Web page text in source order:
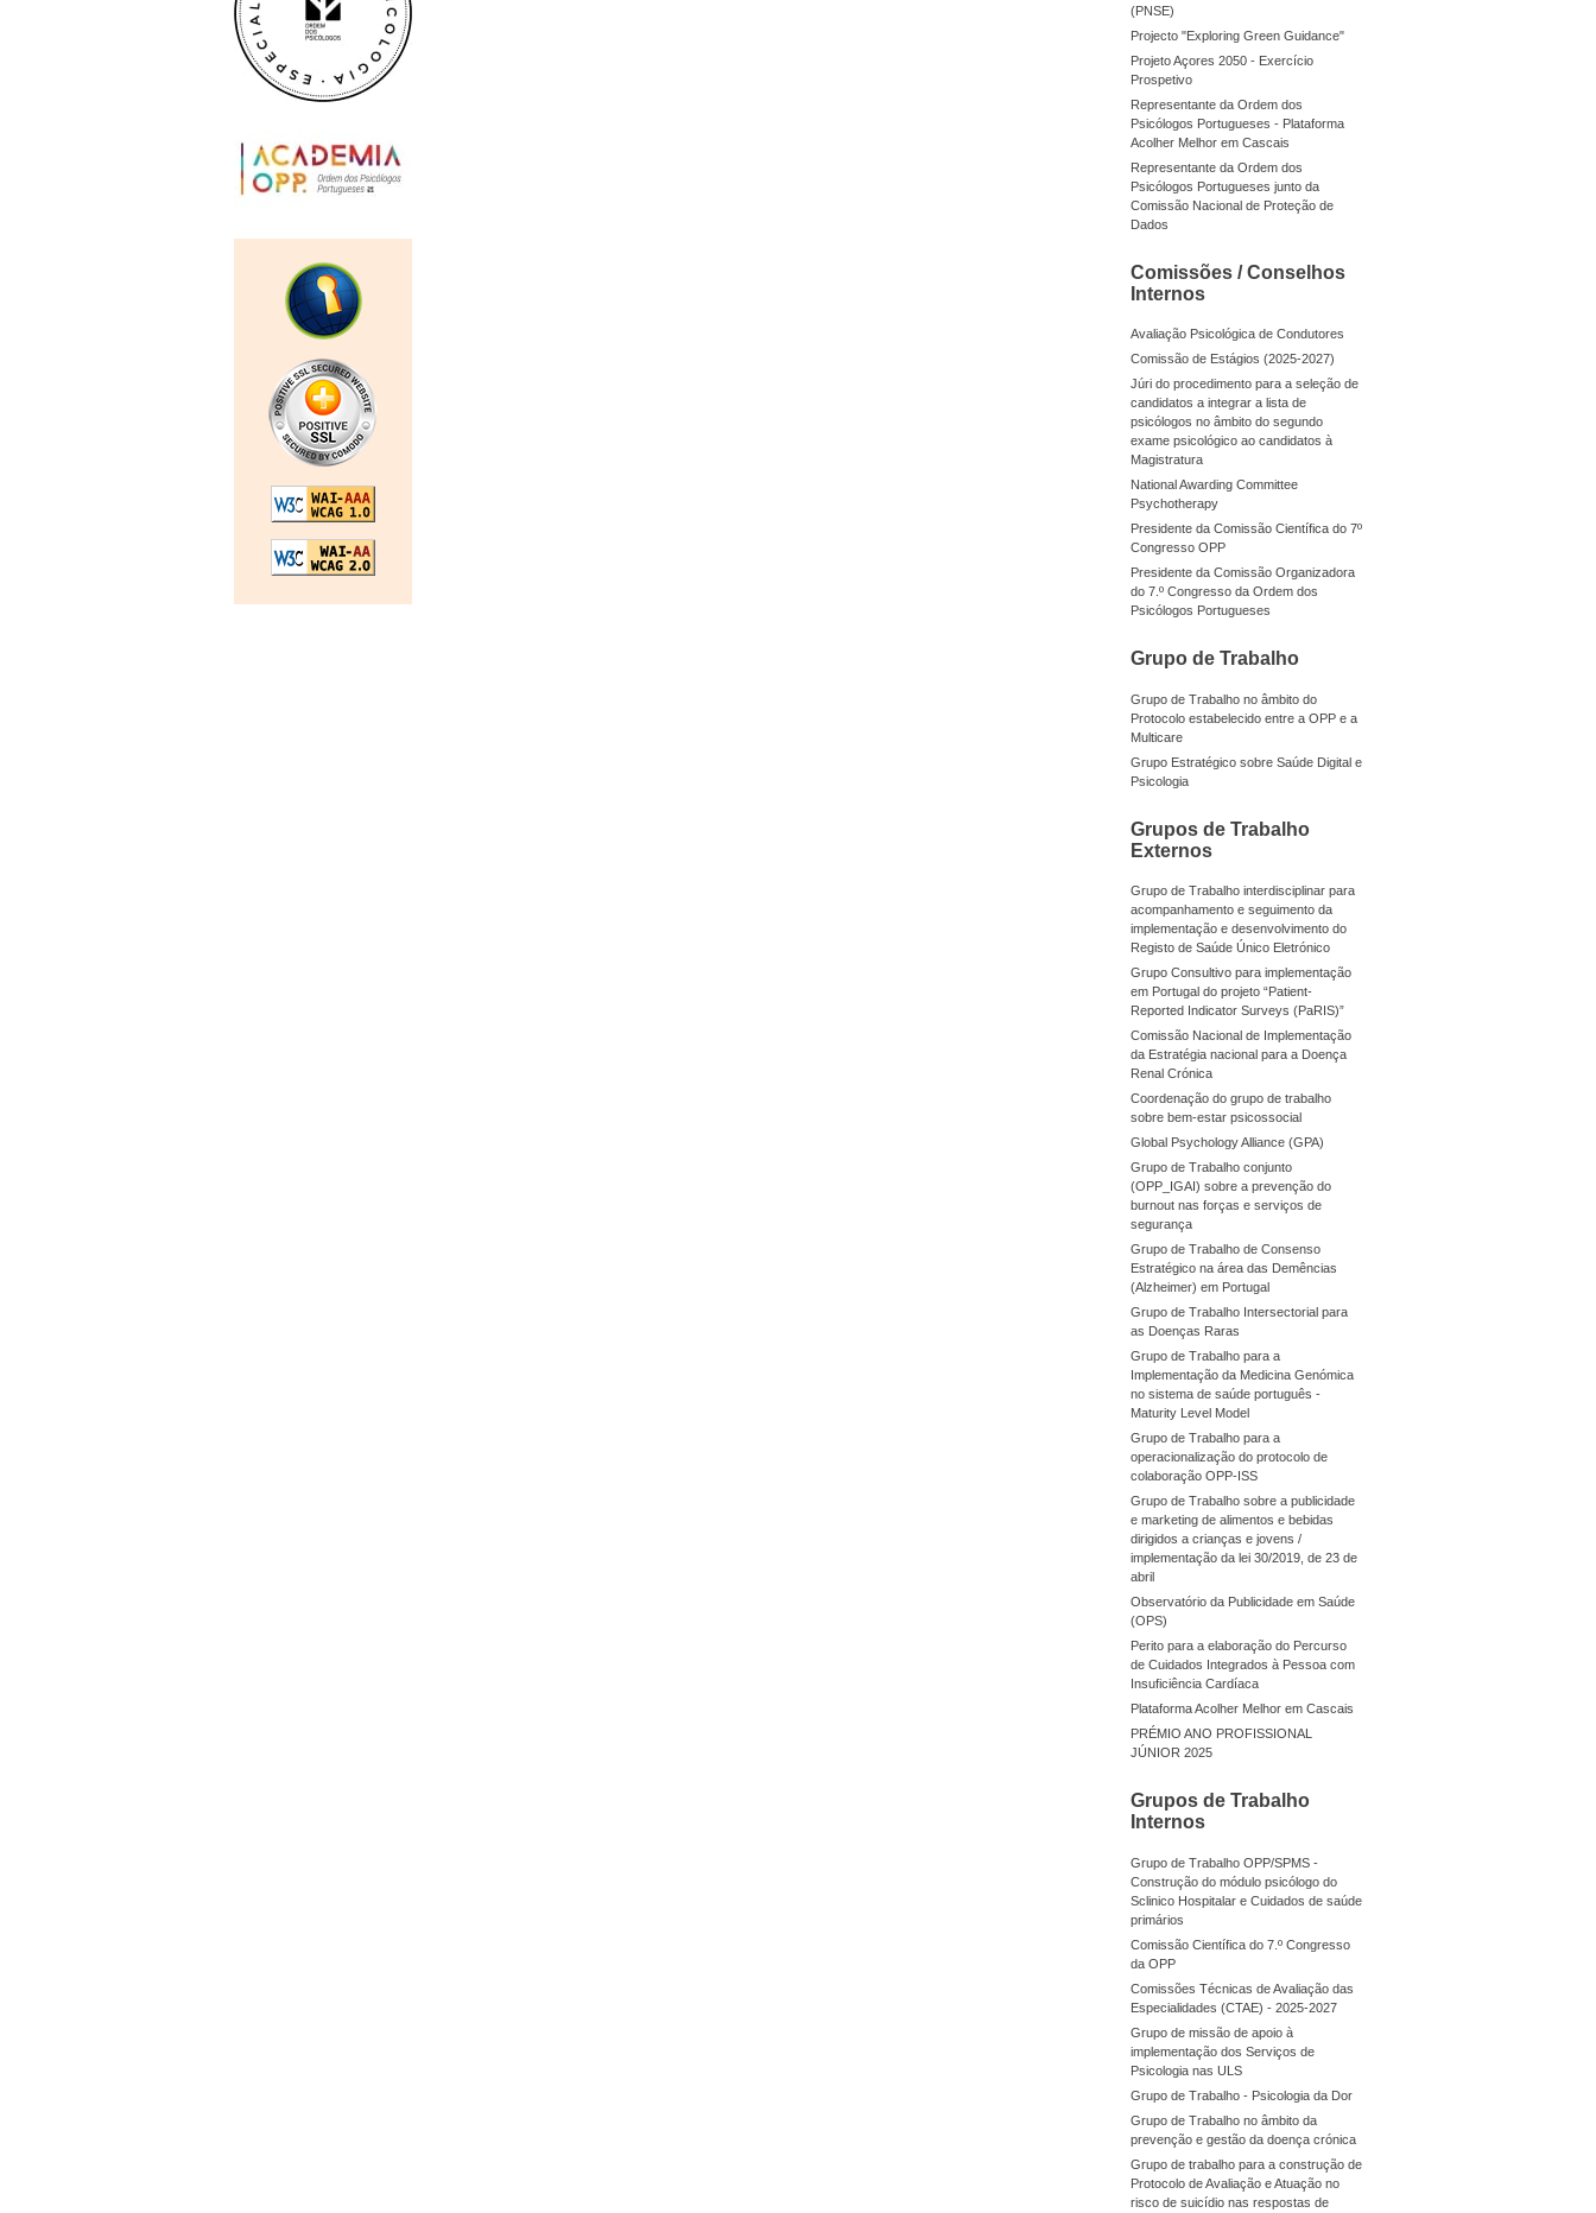
(PNSE)
Projecto "Exploring Green Guidance"
Projeto Açores 2050 - Exercício
Prospetivo
Representante da Ordem dos
Psicólogos Portugueses - Plataforma
Acolher Melhor em Cascais
Representante da Ordem dos
Psicólogos Portugueses junto da
Comissão Nacional de Proteção de
Dados
Comissões / Conselhos
Internos
Avaliação Psicológica de Condutores
Comissão de Estágios (2025-2027)
Júri do procedimento para a seleção de
candidatos a integrar a lista de
psicólogos no âmbito do segundo
exame psicológico ao candidatos à
Magistratura
National Awarding Committee
Psychotherapy
Presidente da Comissão Científica do 7º
Congresso OPP
Presidente da Comissão Organizadora
do 7.º Congresso da Ordem dos
Psicólogos Portugueses
Grupo de Trabalho
Grupo de Trabalho no âmbito do
Protocolo estabelecido entre a OPP e a
Multicare
Grupo Estratégico sobre Saúde Digital e
Psicologia
Grupos de Trabalho
Externos
Grupo de Trabalho interdisciplinar para
acompanhamento e seguimento da
implementação e desenvolvimento do
Registo de Saúde Único Eletrónico
Grupo Consultivo para implementação
em Portugal do projeto “Patient-
Reported Indicator Surveys (PaRIS)”
Comissão Nacional de Implementação
da Estratégia nacional para a Doença
Renal Crónica
Coordenação do grupo de trabalho
sobre bem-estar psicossocial
Global Psychology Alliance (GPA)
Grupo de Trabalho conjunto
(OPP_IGAI) sobre a prevenção do
burnout nas forças e serviços de
segurança
Grupo de Trabalho de Consenso
Estratégico na área das Demências
(Alzheimer) em Portugal
Grupo de Trabalho Intersectorial para
as Doenças Raras
Grupo de Trabalho para a
Implementação da Medicina Genómica
no sistema de saúde português -
Maturity Level Model
Grupo de Trabalho para a
operacionalização do protocolo de
colaboração OPP-ISS
Grupo de Trabalho sobre a publicidade
e marketing de alimentos e bebidas
dirigidos a crianças e jovens /
implementação da lei 30/2019, de 23 de
abril
Observatório da Publicidade em Saúde
(OPS)
Perito para a elaboração do Percurso
de Cuidados Integrados à Pessoa com
Insuficiência Cardíaca
Plataforma Acolher Melhor em Cascais
PRÉMIO ANO PROFISSIONAL
JÚNIOR 2025
Grupos de Trabalho
Internos
Grupo de Trabalho OPP/SPMS -
Construção do módulo psicólogo do
Sclinico Hospitalar e Cuidados de saúde
primários
Comissão Científica do 7.º Congresso
da OPP
Comissões Técnicas de Avaliação das
Especialidades (CTAE) - 2025-2027
Grupo de missão de apoio à
implementação dos Serviços de
Psicologia nas ULS
Grupo de Trabalho - Psicologia da Dor
Grupo de Trabalho no âmbito da
prevenção e gestão da doença crónica
Grupo de trabalho para a construção de
Protocolo de Avaliação e Atuação no
risco de suicídio nas respostas de